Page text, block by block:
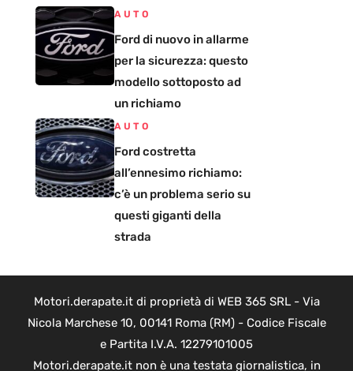
AUTO
Ford di nuovo in allarme
per la sicurezza: questo
modello sottoposto ad
un richiamo
AUTO
Ford costretta
all’ennesimo richiamo:
c’è un problema serio su
questi giganti della
strada
Motori.derapate.it di proprietà di WEB 365 SRL - Via
Nicola Marchese 10, 00141 Roma (RM) - Codice Fiscale
e Partita I.V.A. 12279101005
Motori.derapate.it non è una testata giornalistica, in